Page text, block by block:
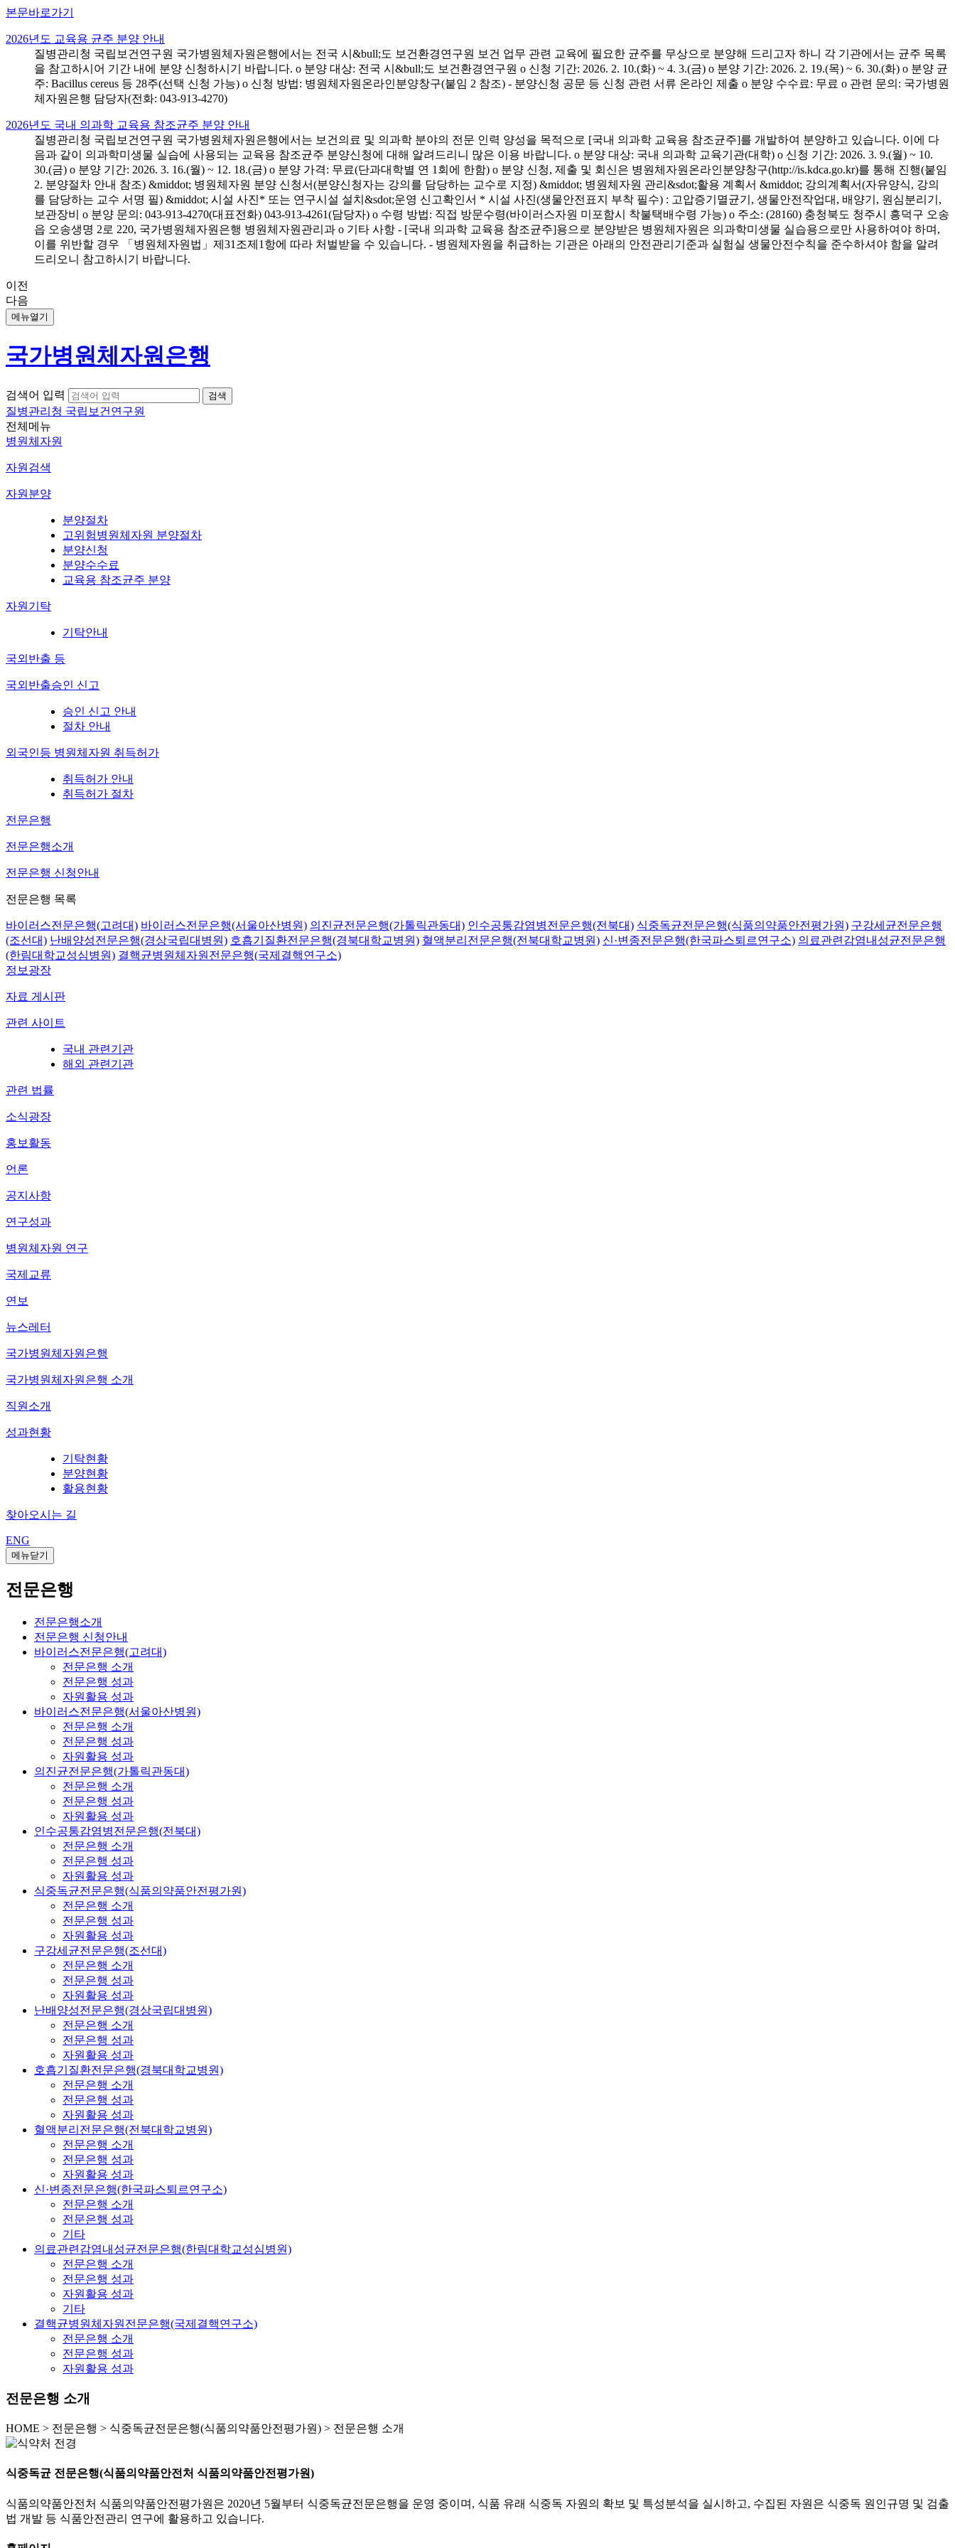
본문바로가기
2026년도 교육용 균주 분양 안내
질병관리청 국립보건연구원 국가병원체자원은행에서는 전국 시&bull;도 보건환경연구원 보건 업무 관련 교육에 필요한 균주를 무상으로 분양해 드리고자 하니 각 기관에서는 균주 목록
을 참고하시어 기간 내에 분양 신청하시기 바랍니다. o 분양 대상: 전국 시&bull;도 보건환경연구원 o 신청 기간: 2026. 2. 10.(화) ~ 4. 3.(금) o 분양 기간: 2026. 2. 19.(목) ~ 6. 30.(화) o 분양 균
주: Bacillus cereus 등 28주(선택 신청 가능) o 신청 방법: 병원체자원온라인분양창구(붙임 2 참조) - 분양신청 공문 등 신청 관련 서류 온라인 제출 o 분양 수수료: 무료 o 관련 문의: 국가병원
체자원은행 담당자(전화: 043-913-4270)
2026년도 국내 의과학 교육용 참조균주 분양 안내
질병관리청 국립보건연구원 국가병원체자원은행에서는 보건의료 및 의과학 분야의 전문 인력 양성을 목적으로 [국내 의과학 교육용 참조균주]를 개발하여 분양하고 있습니다. 이에 다
음과 같이 의과학미생물 실습에 사용되는 교육용 참조균주 분양신청에 대해 알려드리니 많은 이용 바랍니다. o 분양 대상: 국내 의과학 교육기관(대학) o 신청 기간: 2026. 3. 9.(월) ~ 10.
30.(금) o 분양 기간: 2026. 3. 16.(월) ~ 12. 18.(금) o 분양 가격: 무료(단과대학별 연 1회에 한함) o 분양 신청, 제출 및 회신은 병원체자원온라인분양창구(http://is.kdca.go.kr)를 통해 진행(붙임
2. 분양절차 안내 참조) &middot; 병원체자원 분양 신청서(분양신청자는 강의를 담당하는 교수로 지정) &middot; 병원체자원 관리&sdot;활용 계획서 &middot; 강의계획서(자유양식, 강의
를 담당하는 교수 서명 필) &middot; 시설 사진* 또는 연구시설 설치&sdot;운영 신고확인서 * 시설 사진(생물안전표지 부착 필수) : 고압증기멸균기, 생물안전작업대, 배양기, 원심분리기,
보관장비 o 분양 문의: 043-913-4270(대표전화) 043-913-4261(담당자) o 수령 방법: 직접 방문수령(바이러스자원 미포함시 착불택배수령 가능) o 주소: (28160) 충청북도 청주시 흥덕구 오송
읍 오송생명 2로 220, 국가병원체자원은행 병원체자원관리과 o 기타 사항 - [국내 의과학 교육용 참조균주]용으로 분양받은 병원체자원은 의과학미생물 실습용으로만 사용하여야 하며,
이를 위반할 경우 「병원체자원법」제31조제1항에 따라 처벌받을 수 있습니다. - 병원체자원을 취급하는 기관은 아래의 안전관리기준과 실험실 생물안전수칙을 준수하셔야 함을 알려
드리오니 참고하시기 바랍니다.
이전
다음
메뉴열기
국가병원체자원은행
검색어 입력
질병관리청 국립보건연구원
전체메뉴
병원체자원
자원검색
자원분양
분양절차
고위험병원체자원 분양절차
분양신청
분양수수료
교육용 참조균주 분양
자원기탁
기탁안내
국외반출 등
국외반출승인 신고
승인 신고 안내
절차 안내
외국인등 병원체자원 취득허가
취득허가 안내
취득허가 절차
전문은행
전문은행소개
전문은행 신청안내
전문은행 목록
바이러스전문은행(고려대) 바이러스전문은행(서울아산병원) 의진균전문은행(가톨릭관동대) 인수공통감염병전문은행(전북대) 식중독균전문은행(식품의약품안전평가원) 구강세균전문은행
(조선대) 난배양성전문은행(경상국립대병원) 호흡기질환전문은행(경북대학교병원) 혈액분리전문은행(전북대학교병원) 신·변종전문은행(한국파스퇴르연구소) 의료관련감염내성균전문은행
(한림대학교성심병원) 결핵균병원체자원전문은행(국제결핵연구소)
정보광장
자료 게시판
관련 사이트
국내 관련기관
해외 관련기관
관련 법률
소식광장
홍보활동
언론
공지사항
연구성과
병원체자원 연구
국제교류
연보
뉴스레터
국가병원체자원은행
국가병원체자원은행 소개
직원소개
성과현황
기탁현황
분양현황
활용현황
찾아오시는 길
ENG
메뉴닫기
전문은행
전문은행소개
전문은행 신청안내
바이러스전문은행(고려대)
전문은행 소개
전문은행 성과
자원활용 성과
바이러스전문은행(서울아산병원)
전문은행 소개
전문은행 성과
자원활용 성과
의진균전문은행(가톨릭관동대)
전문은행 소개
전문은행 성과
자원활용 성과
인수공통감염병전문은행(전북대)
전문은행 소개
전문은행 성과
자원활용 성과
식중독균전문은행(식품의약품안전평가원)
전문은행 소개
전문은행 성과
자원활용 성과
구강세균전문은행(조선대)
전문은행 소개
전문은행 성과
자원활용 성과
난배양성전문은행(경상국립대병원)
전문은행 소개
전문은행 성과
자원활용 성과
호흡기질환전문은행(경북대학교병원)
전문은행 소개
전문은행 성과
자원활용 성과
혈액분리전문은행(전북대학교병원)
전문은행 소개
전문은행 성과
자원활용 성과
신·변종전문은행(한국파스퇴르연구소)
전문은행 소개
전문은행 성과
기타
의료관련감염내성균전문은행(한림대학교성심병원)
전문은행 소개
전문은행 성과
자원활용 성과
기타
결핵균병원체자원전문은행(국제결핵연구소)
전문은행 소개
전문은행 성과
자원활용 성과
전문은행 소개
HOME > 전문은행 > 식중독균전문은행(식품의약품안전평가원) > 전문은행 소개
식중독균 전문은행(식품의약품안전처 식품의약품안전평가원)
식품의약품안전처 식품의약품안전평가원은 2020년 5월부터 식중독균전문은행을 운영 중이며, 식품 유래 식중독 자원의 확보 및 특성분석을 실시하고, 수집된 자원은 식중독 원인규명 및 검출
법 개발 등 식품안전관리 연구에 활용하고 있습니다.